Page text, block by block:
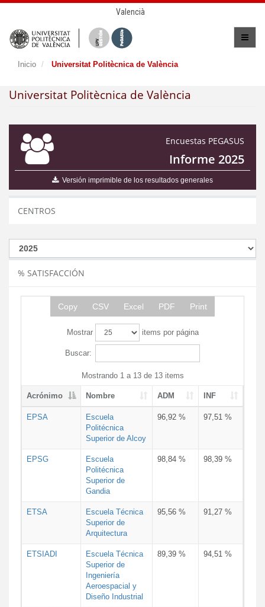
Valencià
Inicio Universitat Politècnica de València
Universitat Politècnica de València
Encuestas PEGASUS
Informe 2025
Versión imprimible de los resultados generales
CENTROS
% SATISFACCIÓN
Copy CSV Excel PDF Print
Mostrar items por página
Buscar:
Mostrando 1 a 13 de 13 items
Acrónimo Nombre ADM INF
EPSA
Escuela
Politécnica
Superior de Alcoy
96,92 % 97,51 %
EPSG
Escuela
Politécnica
Superior de
Gandia
98,84 % 98,39 %
ETSA
Escuela Técnica
Superior de
Arquitectura
95,56 % 91,27 %
ETSIADI
Escuela Técnica
Superior de
Ingeniería
Aeroespacial y
Diseño Industrial
89,39 % 94,51 %